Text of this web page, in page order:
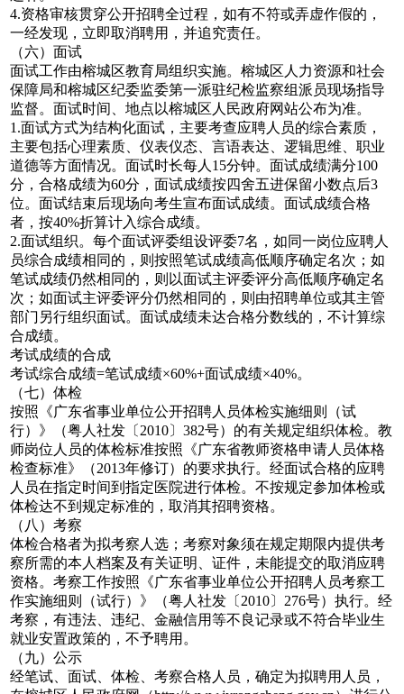
4.资格审核贯穿公开招聘全过程，如有不符或弄虚作假的，
一经发现，立即取消聘用，并追究责任。
（六）面试
面试工作由榕城区教育局组织实施。榕城区人力资源和社会
保障局和榕城区纪委监委第一派驻纪检监察组派员现场指导
监督。面试时间、地点以榕城区人民政府网站公布为准。
1.面试方式为结构化面试，主要考查应聘人员的综合素质，
主要包括心理素质、仪表仪态、言语表达、逻辑思维、职业
道德等方面情况。面试时长每人15分钟。面试成绩满分100
分，合格成绩为60分，面试成绩按四舍五进保留小数点后3
位。面试结束后现场向考生宣布面试成绩。面试成绩合格
者，按40%折算计入综合成绩。
2.面试组织。每个面试评委组设评委7名，如同一岗位应聘人
员综合成绩相同的，则按照笔试成绩高低顺序确定名次；如
笔试成绩仍然相同的，则以面试主评委评分高低顺序确定名
次；如面试主评委评分仍然相同的，则由招聘单位或其主管
部门另行组织面试。面试成绩未达合格分数线的，不计算综
合成绩。
考试成绩的合成
考试综合成绩=笔试成绩×60%+面试成绩×40%。
（七）体检
按照《广东省事业单位公开招聘人员体检实施细则（试
行）》（粤人社发〔2010〕382号）的有关规定组织体检。教
师岗位人员的体检标准按照《广东省教师资格申请人员体格
检查标准》（2013年修订）的要求执行。经面试合格的应聘
人员在指定时间到指定医院进行体检。不按规定参加体检或
体检达不到规定标准的，取消其招聘资格。
（八）考察
体检合格者为拟考察人选；考察对象须在规定期限内提供考
察所需的本人档案及有关证明、证件，未能提交的取消应聘
资格。考察工作按照《广东省事业单位公开招聘人员考察工
作实施细则（试行）》（粤人社发〔2010〕276号）执行。经
考察，有违法、违纪、金融信用等不良记录或不符合毕业生
就业安置政策的，不予聘用。
（九）公示
经笔试、面试、体检、考察合格人员，确定为拟聘用人员，